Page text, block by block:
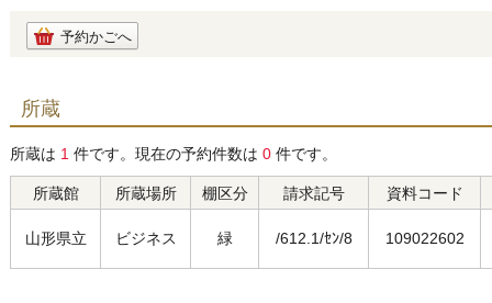
予約かごへ
所蔵
所蔵は 1 件です。現在の予約件数は 0 件です。
所蔵館 所蔵場所 棚区分 請求記号 資料コード
山形県立 ビジネス 緑 /612.1/ｾﾝ/8 109022602